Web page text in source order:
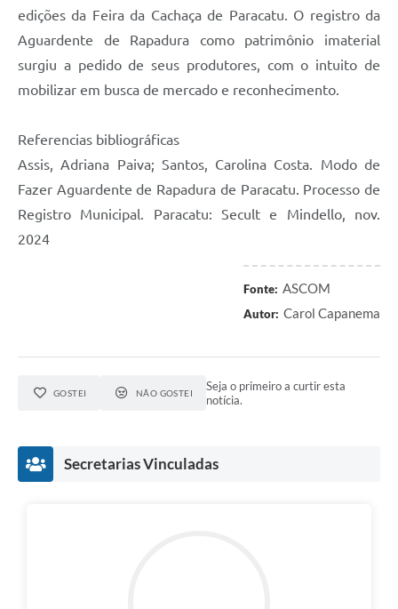
edições da Feira da Cachaça de Paracatu. O registro da
Aguardente de Rapadura como patrimônio imaterial
surgiu a pedido de seus produtores, com o intuito de
mobilizar em busca de mercado e reconhecimento.
Referencias bibliográficas
Assis, Adriana Paiva; Santos, Carolina Costa. Modo de
Fazer Aguardente de Rapadura de Paracatu. Processo de
Registro Municipal. Paracatu: Secult e Mindello, nov.
2024
Fonte: ASCOM
Autor: Carol Capanema
GOSTEI NÃO GOSTEI
Seja o primeiro a curtir esta
notícia.
Secretarias Vinculadas